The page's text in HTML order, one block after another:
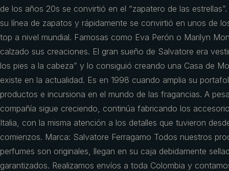
de los años 20s se convirtió en el “zapatero de las
su línea de zapatos y rápidamente se convirtió en unos de
top a nivel mundial. Famosas como Eva Perón o Marilyn
calzado sus creaciones. El gran sueño de Salvatore era
los pies a la cabeza” y lo consiguió creando una Casa de
existe en la actualidad. Es en 1998 cuando amplia su
productos e incursiona en el mundo de las fragancias. A
compañía sigue creciendo, continúa fabricando los
Italia, con la misma atención a los detalles que tuvieron
comienzos. Marca: Salvatore Ferragamo Todos nuestros
perfumes son originales, llegan en su caja debidamente
garantizados. Realizamos envíos a toda Colombia y